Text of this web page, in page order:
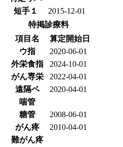
短手１
2015-12-01
特掲診療料
項目名
算定開始日
ウ指
2020-06-01
外栄食指
2024-10-01
がん専栄
2022-04-01
遠隔ペ
2020-04-01
喘管
糖管
2008-06-01
がん疼
2010-04-01
難がん疼